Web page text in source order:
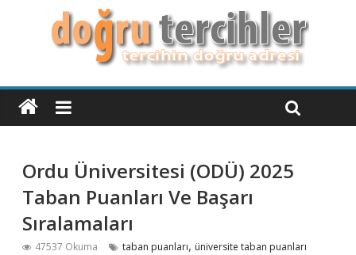
Ordu Üniversitesi (ODÜ) 2025
Taban Puanları Ve Başarı
Sıralamaları
47537 Okuma taban puanları, üniversite taban puanları